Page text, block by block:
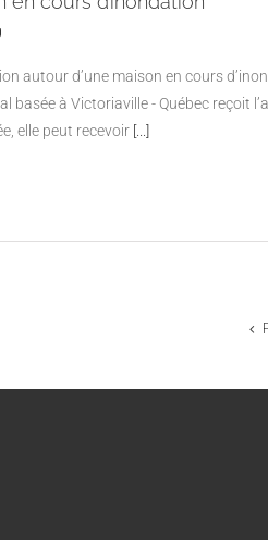
autour d’une maison en cours
basée à Victoriaville - Québec reçoit
elle peut recevoir [...]